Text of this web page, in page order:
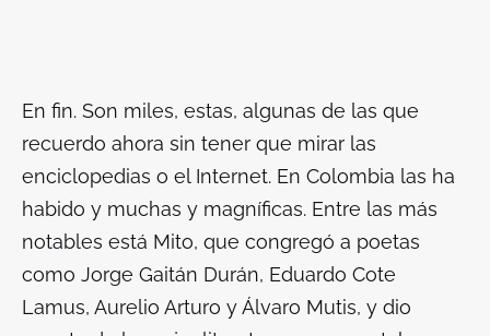
En fin. Son miles, estas, algunas de las que
recuerdo ahora sin tener que mirar las
enciclopedias o el Internet. En Colombia las ha
habido y muchas y magníficas. Entre las más
notables está Mito, que congregó a poetas
como Jorge Gaitán Durán, Eduardo Cote
Lamus, Aurelio Arturo y Álvaro Mutis, y dio